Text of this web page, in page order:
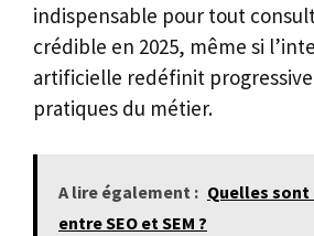
indispensable pour tout
crédible en 2025, même si
artificielle redéfinit
pratiques du métier.
A lire également : Quelles
entre SEO et SEM ?